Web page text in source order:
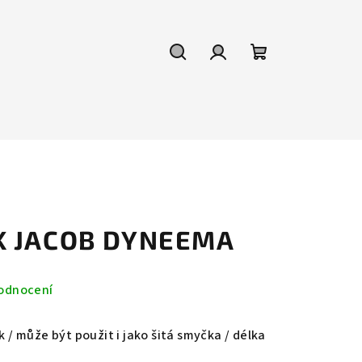
JACOB DYNEEMA
/ může být použit i jako šitá smyčka / délka